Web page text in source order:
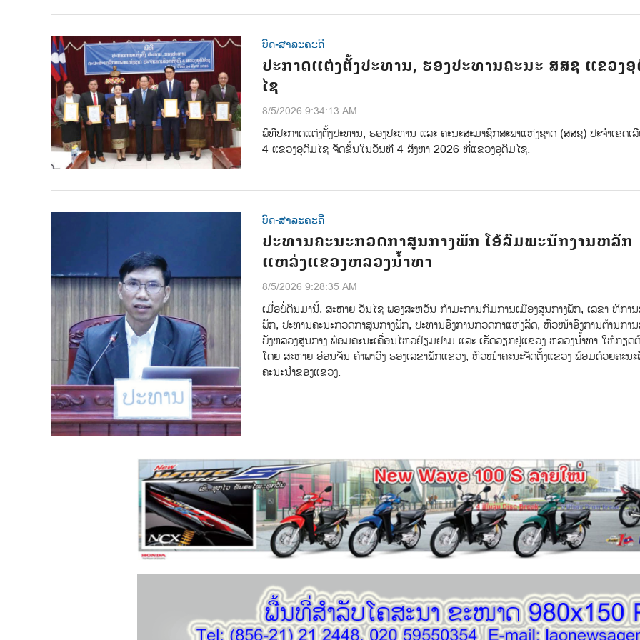
ບົດ-ສາລະຄະດີ
ປະກາດແຕ່ງຕັ້ງປະທານ, ຮອງປະທານຄະນະ ສສຊ ແຂວງ
ໄຊ
8/5/2026 9:34:13 AM
ພິທີປະກາດແຕ່ງຕ້ັງປະທານ, ຮອງປະທານ ແລະ ຄະນະສະມາຊິກສະພາແຫ່ງຊາດ (ສສຊ) ປະຈຳເຂດເ
4 ແຂວງອຸດົມໄຊ ຈັດຂຶ້ນໃນວັນທີ 4 ສິງຫາ 2026 ທີ່ແຂວງອຸດົມໄຊ.
ບົດ-ສາລະຄະດີ
ປະທານຄະນະກວດກາສູນກາງພັກ ໂອ້ລົມພະນັກງານຫລັກ
ແຫລ່ງແຂວງຫລວງນໍ້າທາ
8/5/2026 9:28:35 AM
ເມ່ືອບ່ໍດົນມານ້ີ, ສະຫາຍ ວັນໄຊ ພອງສະຫວັນ ກໍາມະການກົມການເມືອງສູນກາງພັກ, ເລຂາ ທິກາ
ພັກ, ປະທານຄະນະກວດກາສູນກາງພັກ, ປະທານອົງການກວດກາແຫ່ງລັດ, ຫົວໜ້າອົງການຕ້ານກາ
ບັງຫລວງສູນກາງ ພ້ອມຄະນະເຄື່ອນໄຫວຢ້ຽມຢາມ ແລະ ເຮັດວຽກຢູ່ແຂວງ ຫລວງນໍ້າທາ ໃຫ້ກຽດ
ໂດຍ ສະຫາຍ ອ່ອນຈັນ ຄຳພາວົງ ຮອງເລຂາພັກແຂວງ, ຫົວໜ້າຄະນະຈັດຕັ້ງແຂວງ ພ້ອມດ້ວຍຄະນ
ຄະນະນຳຂອງແຂວງ.